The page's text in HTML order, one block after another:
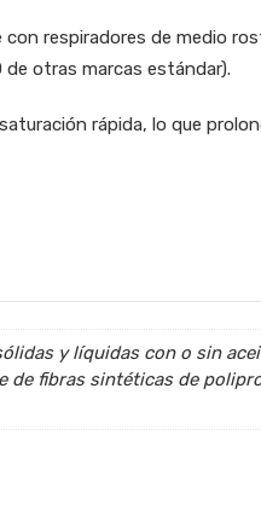
con respiradores de medio
otras marcas estándar).
rápida, lo que
y líquidas con o sin
de fibras sintéticas de